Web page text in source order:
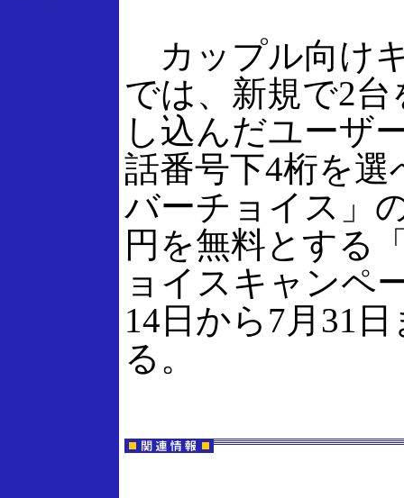
カップル向け
では、新規で2台
し込んだユーザ
話番号下4桁を選
バーチョイス」
円を無料とする
ョイスキャンペ
14日から7月31
る。